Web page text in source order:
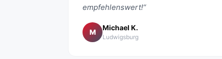
empfehlenswert!“
M
Michael K.
Ludwigsburg